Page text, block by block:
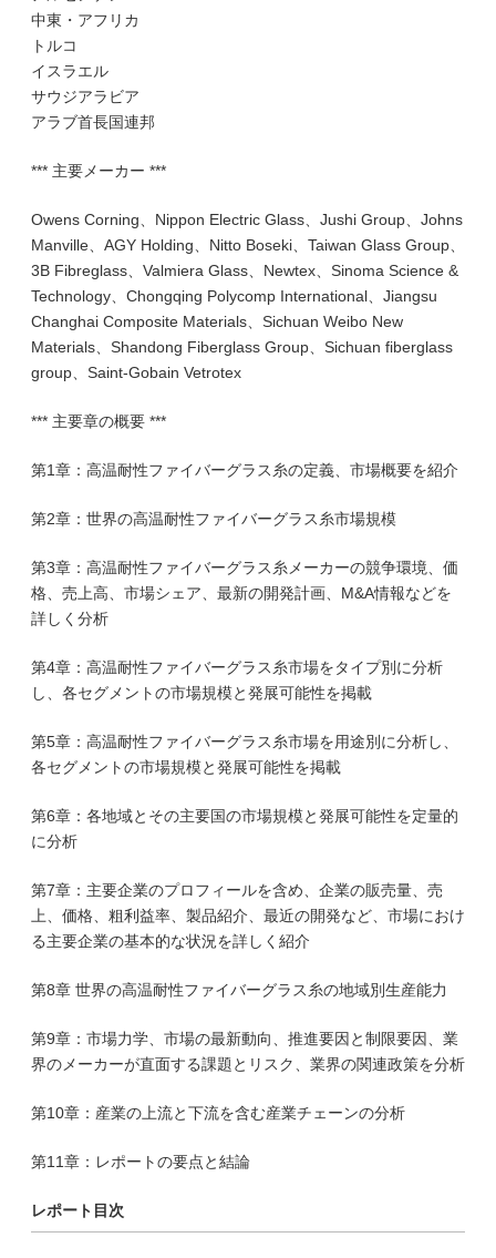
中東・アフリカ
トルコ
イスラエル
サウジアラビア
アラブ首長国連邦
*** 主要メーカー ***
Owens Corning、Nippon Electric Glass、Jushi Group、Johns
Manville、AGY Holding、Nitto Boseki、Taiwan Glass Group、
3B Fibreglass、Valmiera Glass、Newtex、Sinoma Science &
Technology、Chongqing Polycomp International、Jiangsu
Changhai Composite Materials、Sichuan Weibo New
Materials、Shandong Fiberglass Group、Sichuan fiberglass
group、Saint-Gobain Vetrotex
*** 主要章の概要 ***
第1章：高温耐性ファイバーグラス糸の定義、市場概要を紹介
第2章：世界の高温耐性ファイバーグラス糸市場規模
第3章：高温耐性ファイバーグラス糸メーカーの競争環境、価
格、売上高、市場シェア、最新の開発計画、M&A情報などを
詳しく分析
第4章：高温耐性ファイバーグラス糸市場をタイプ別に分析
し、各セグメントの市場規模と発展可能性を掲載
第5章：高温耐性ファイバーグラス糸市場を用途別に分析し、
各セグメントの市場規模と発展可能性を掲載
第6章：各地域とその主要国の市場規模と発展可能性を定量的
に分析
第7章：主要企業のプロフィールを含め、企業の販売量、売
上、価格、粗利益率、製品紹介、最近の開発など、市場におけ
る主要企業の基本的な状況を詳しく紹介
第8章 世界の高温耐性ファイバーグラス糸の地域別生産能力
第9章：市場力学、市場の最新動向、推進要因と制限要因、業
界のメーカーが直面する課題とリスク、業界の関連政策を分析
第10章：産業の上流と下流を含む産業チェーンの分析
第11章：レポートの要点と結論
レポート目次